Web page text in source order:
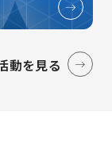
動を見る